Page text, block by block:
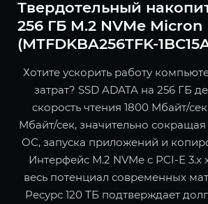
Твердотельный
256 ГБ M.2 NVMe Micron
(MTFDKBA256TFK-
Хотите ускорить работу
затрат? SSD ADATA на 256 ГБ
скорость чтения 1800 Мбайт/
Мбайт/сек, значительно
ОС, запуска приложений и
Интерфейс M.2 NVMe с PCI-E 3.x
весь потенциал современных
Ресурс 120 ТБ подтверждает